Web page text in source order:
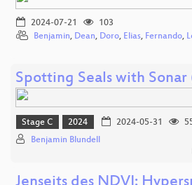
2024-07-21
103
Benjamin, Dean, Doro, Elias, Fernando,
Spotting Seals with Sonar
Stage C 2024 2024-05-31
Benjamin Blundell